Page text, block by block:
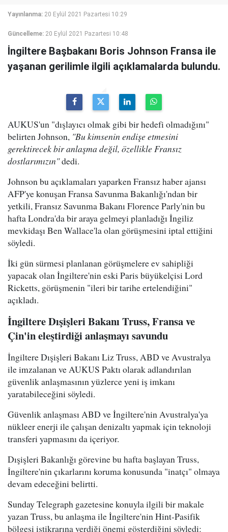
Yayınlanma: 20 Eylül 2021 Pazartesi 10:29
Güncelleme: 20 Eylül 2021 Pazartesi 10:48
İngiltere Başbakanı Boris Johnson Fransa ile
yaşanan gerilimle ilgili açıklamalarda bulundu.
AUKUS'un "dışlayıcı olmak gibi bir hedefi olmadığını"
belirten Johnson, "Bu kimsenin endişe etmesini
gerektirecek bir anlaşma değil, özellikle Fransız
dostlarımızın"dedi.
Johnson bu açıklamaları yaparken Fransız haber ajansı
AFP'ye konuşan Fransa Savunma Bakanlığı'ndan bir
yetkili, Fransız Savunma Bakanı Florence Parly'nin bu
hafta Londra'da bir araya gelmeyi planladığı İngiliz
mevkidaşı Ben Wallace'la olan görüşmesini iptal ettiğini
söyledi.
İki gün sürmesi planlanan görüşmelere ev sahipliği
yapacak olan İngiltere'nin eski Paris büyükelçisi Lord
Ricketts, görüşmenin "ileri bir tarihe ertelendiğini"
açıkladı.
İngiltere Dışişleri Bakanı Truss, Fransa ve
Çin'in eleştirdiği anlaşmayı savundu
İngiltere Dışişleri Bakanı Liz Truss, ABD ve Avustralya
ile imzalanan ve AUKUS Paktı olarak adlandırılan
güvenlik anlaşmasının yüzlerce yeni iş imkanı
yaratabileceğini söyledi.
Güvenlik anlaşması ABD ve İngiltere'nin Avustralya'ya
nükleer enerji ile çalışan denizaltı yapmak için teknoloji
transferi yapmasını da içeriyor.
Dışişleri Bakanlığı görevine bu hafta başlayan Truss,
İngiltere'nin çıkarlarını koruma konusunda "inatçı" olmaya
devam edeceğini belirtti.
Sunday Telegraph gazetesine konuyla ilgili bir makale
yazan Truss, bu anlaşma ile İngiltere'nin Hint-Pasifik
bölgesi istikrarına verdiği önemi gösterdiğini söyledi: